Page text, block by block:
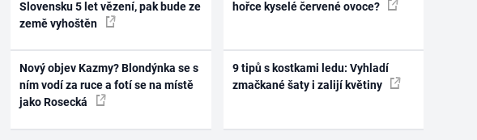
Slovensku 5 let vězení, pak bude ze
země vyhoštěn
Nový objev Kazmy? Blondýnka se s
ním vodí za ruce a fotí se na místě
jako Rosecká
hořce kyselé červené ovoce?
9 tipů s kostkami ledu: Vyhladí
zmačkané šaty i zalijí květiny